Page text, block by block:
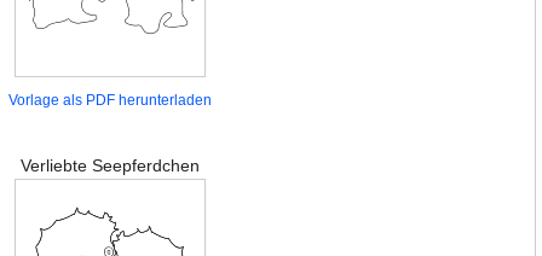
Vorlage als PDF herunterladen
Verliebte Seepferdchen